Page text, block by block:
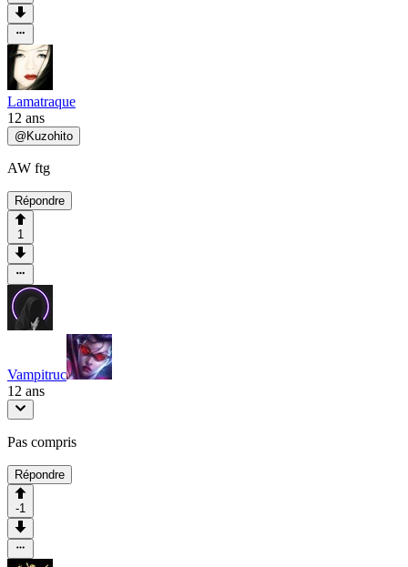
Lamatraque
12 ans
@ Kuzohito
AW ftg
Répondre
1
Vampitruc
12 ans
Pas compris
Répondre
-1